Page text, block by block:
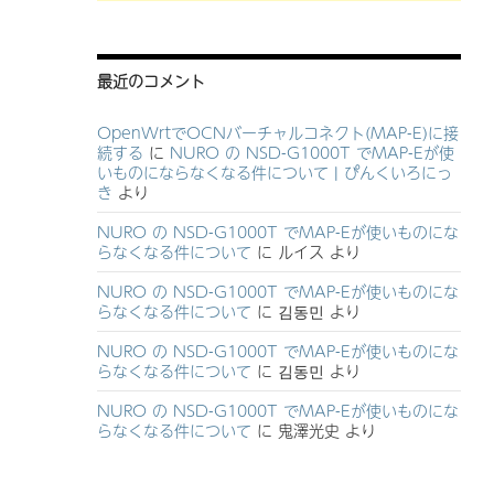
最近のコメント
OpenWrtでOCNバーチャルコネクト(MAP-E)に接
続する に NURO の NSD-G1000T でMAP-Eが使
いものにならなくなる件について | ぴんくいろにっ
き より
NURO の NSD-G1000T でMAP-Eが使いものにな
らなくなる件について に ルイス より
NURO の NSD-G1000T でMAP-Eが使いものにな
らなくなる件について に 김동민 より
NURO の NSD-G1000T でMAP-Eが使いものにな
らなくなる件について に 김동민 より
NURO の NSD-G1000T でMAP-Eが使いものにな
らなくなる件について に 鬼澤光史 より